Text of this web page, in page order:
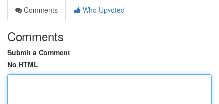
Comments
Who Upvoted
Comments
Submit a Comment
No HTML